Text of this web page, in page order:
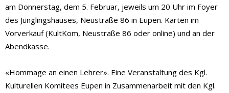
am Donnerstag, dem 5. Februar, jeweils um 20 Uhr im Foyer
des Jünglingshauses, Neustraße 86 in Eupen. Karten im
Vorverkauf (KultKom, Neustraße 86 oder online) und an der
Abendkasse.
«Hommage an einen Lehrer». Eine Veranstaltung des Kgl.
Kulturellen Komitees Eupen in Zusammenarbeit mit den Kgl.